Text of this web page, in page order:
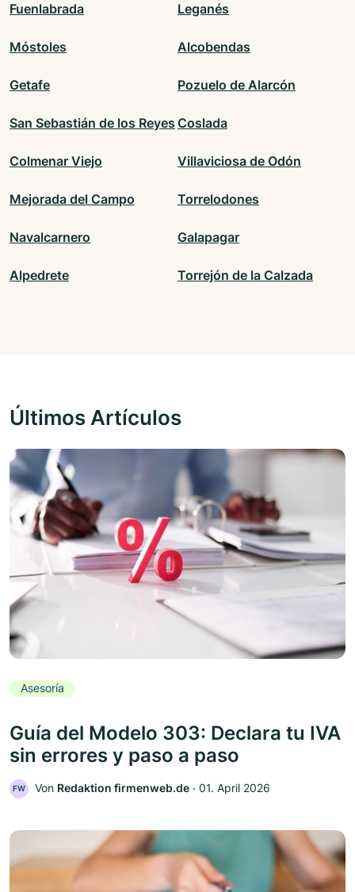
Fuenlabrada Leganés
Móstoles Alcobendas
Getafe Pozuelo de Alarcón
San Sebastián de los Reyes Coslada
Colmenar Viejo Villaviciosa de Odón
Mejorada del Campo Torrelodones
Navalcarnero Galapagar
Alpedrete Torrejón de la Calzada
Últimos Artículos
Asesoría
Guía del Modelo 303: Declara tu IVA
sin errores y paso a paso
FW Von Redaktion firmenweb.de ‧ 01. April 2026